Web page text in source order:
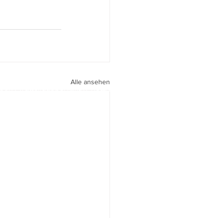
Alle ansehen
walter.gasperi@film-netz.com